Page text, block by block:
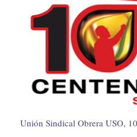
Unión Sindical Obrera USO,